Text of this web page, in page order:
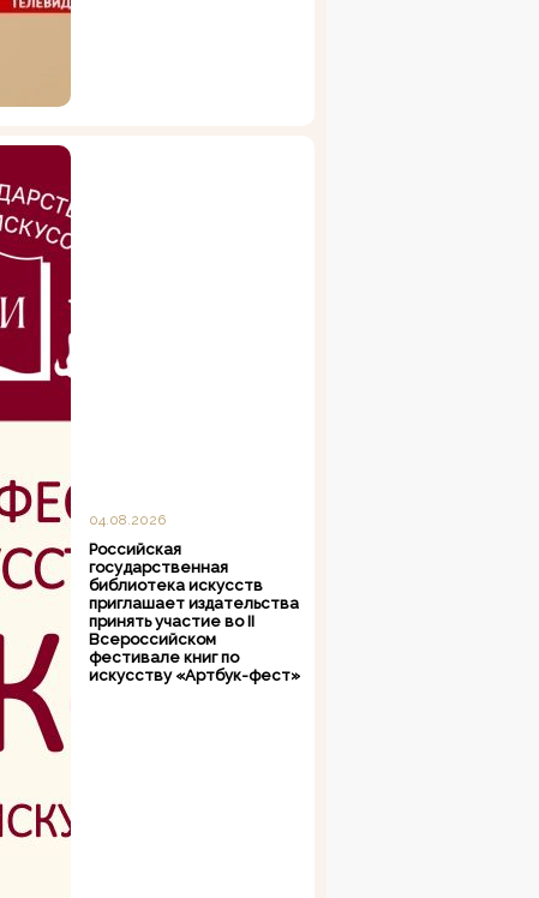
04.08.2026
Российская
государственная
библиотека искусств
приглашает издательства
принять участие во II
Всероссийском
фестивале книг по
искусству «Артбук-фест»